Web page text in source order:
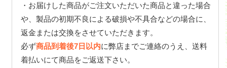
・お届けした商品がご注文いただいた商品と違った場合
や、製品の初期不良による破損や不具合などの場合に、
返金または交換をさせていただきます。
必ず商品到着後7日以内に弊店までご連絡のうえ、送料
着払いにて商品をご返送下さい。